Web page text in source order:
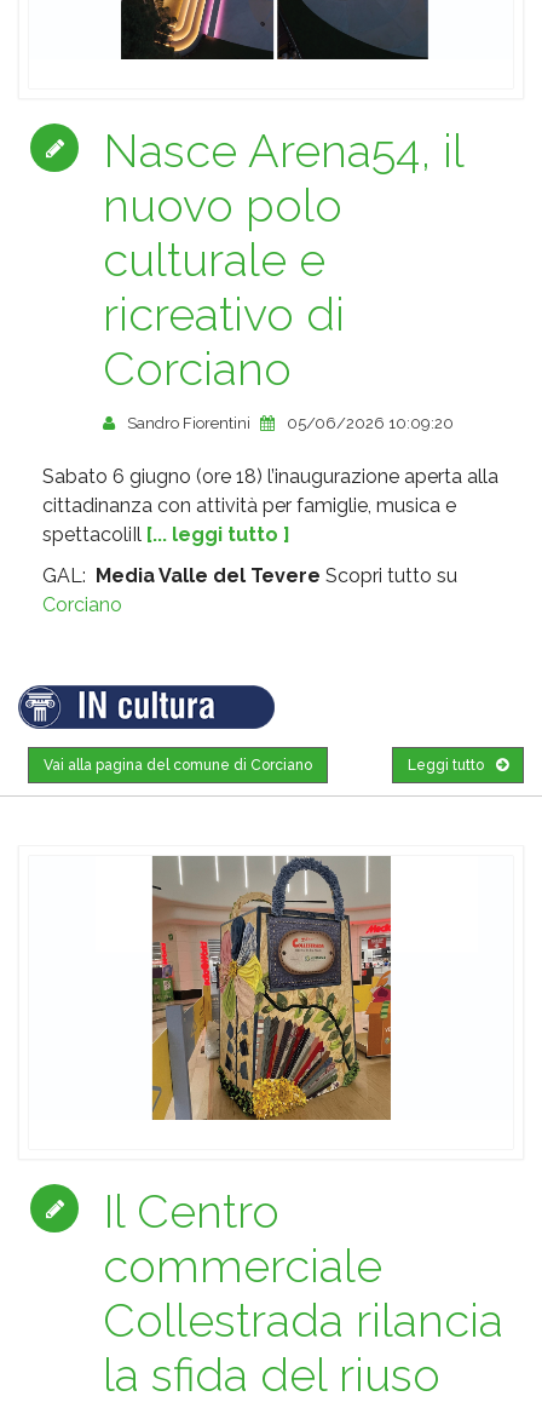
Nasce Arena54, il
nuovo polo
culturale e
ricreativo di
Corciano
Sandro Fiorentini 05/06/2026 10:09:20
Sabato 6 giugno (ore 18) l’inaugurazione aperta alla
cittadinanza con attività per famiglie, musica e
spettacoliIl [... leggi tutto ]
GAL:
Media Valle del Tevere Scopri tutto su
Corciano
Leggi tutto
Vai alla pagina del comune di Corciano
Il Centro
commerciale
Collestrada rilancia
la sfida del riuso